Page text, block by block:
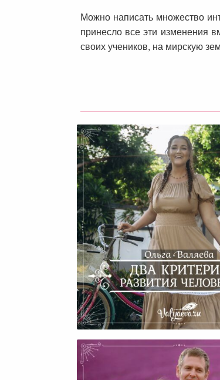
Можно написать множество
принесло все эти изменения
своих учеников, на мирскую
Два Критерия
Человека